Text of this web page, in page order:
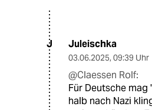
J Juleischka
03.06.2025, 09:39 Uhr
@Claessen Rolf:
Für Deutsche mag
halb nach Nazi